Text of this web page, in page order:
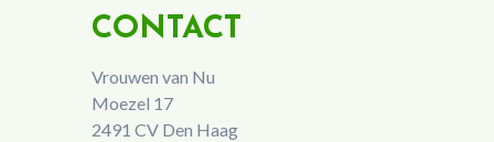
CONTACT
Vrouwen van Nu
Moezel 17
2491 CV Den Haag